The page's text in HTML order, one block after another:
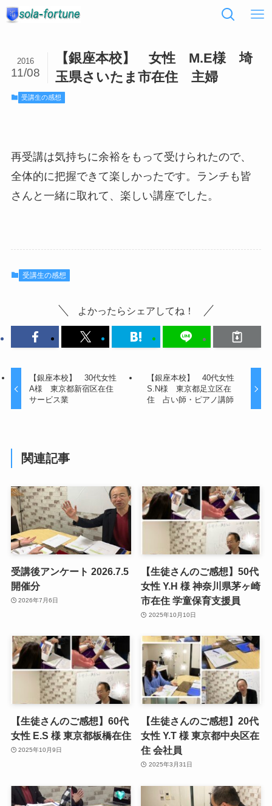
【銀座本校】 女性 M.E様 埼
玉県さいたま市在住 主婦
2016
11/08
受講生の感想
再受講は気持ちに余裕をもって受けられたので、
全体的に把握できて楽しかったです。ランチも皆
さんと一緒に取れて、楽しい講座でした。
受講生の感想
よかったらシェアしてね！
【銀座本校】 30代女性
A様 東京都新宿区在住
サービス業
【銀座本校】 40代女性
S.N様 東京都足立区在
住 占い師・ピアノ講師
関連記事
受講後アンケート 2026.7.5
開催分
2026年7月6日
【生徒さんのご感想】50代
女性 Y.H 様 神奈川県茅ヶ崎
市在住 学童保育支援員
2025年10月10日
【生徒さんのご感想】60代
女性 E.S 様 東京都板橋在住
2025年10月9日
【生徒さんのご感想】20代
女性 Y.T 様 東京都中央区在
住 会社員
2025年3月31日